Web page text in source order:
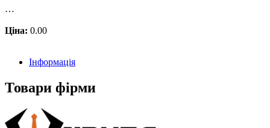
…
Ціна: 0.00
Інформація
Товари фірми